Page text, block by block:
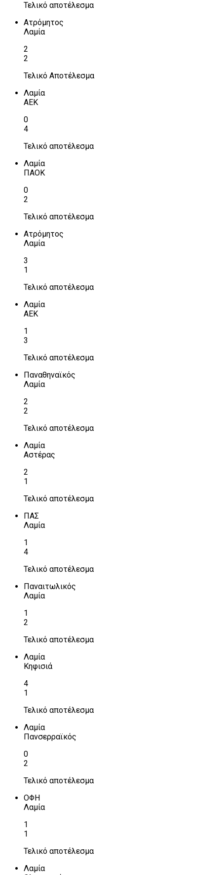
Τελικό αποτέλεσμα
Ατρόμητος
Λαμία
2
2
Τελικό Αποτέλεσμα
Λαμία
ΑΕΚ
0
4
Τελικό αποτέλεσμα
Λαμία
ΠΑΟΚ
0
2
Τελικό αποτέλεσμα
Ατρόμητος
Λαμία
3
1
Τελικό αποτέλεσμα
Λαμία
ΑΕΚ
1
3
Τελικό αποτέλεσμα
Παναθηναϊκός
Λαμία
2
2
Τελικό αποτέλεσμα
Λαμία
Αστέρας
2
1
Τελικό αποτέλεσμα
ΠΑΣ
Λαμία
1
4
Τελικό αποτέλεσμα
Παναιτωλικός
Λαμία
1
2
Τελικό αποτέλεσμα
Λαμία
Κηφισιά
4
1
Τελικό αποτέλεσμα
Λαμία
Πανσερραϊκός
0
2
Τελικό αποτέλεσμα
ΟΦΗ
Λαμία
1
1
Τελικό αποτέλεσμα
Λαμία